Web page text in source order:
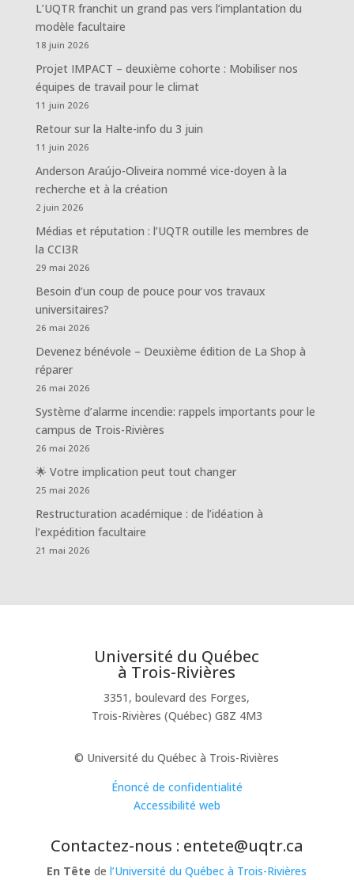
L’UQTR franchit un grand pas vers l’implantation du
modèle facultaire
18 juin 2026
Projet IMPACT – deuxième cohorte : Mobiliser nos
équipes de travail pour le climat
11 juin 2026
Retour sur la Halte-info du 3 juin
11 juin 2026
Anderson Araújo-Oliveira nommé vice-doyen à la
recherche et à la création
2 juin 2026
Médias et réputation : l’UQTR outille les membres de
la CCI3R
29 mai 2026
Besoin d’un coup de pouce pour vos travaux
universitaires?
26 mai 2026
Devenez bénévole – Deuxième édition de La Shop à
réparer
26 mai 2026
Système d’alarme incendie: rappels importants pour le
campus de Trois-Rivières
26 mai 2026
🌟 Votre implication peut tout changer
25 mai 2026
Restructuration académique : de l’idéation à
l’expédition facultaire
21 mai 2026
Université du Québec
à Trois-Rivières
3351, boulevard des Forges,
Trois-Rivières (Québec) G8Z 4M3
© Université du Québec à Trois-Rivières
Énoncé de confidentialité
Accessibilité web
Contactez-nous : entete@uqtr.ca
En Tête del’Université du Québec à Trois-Rivières